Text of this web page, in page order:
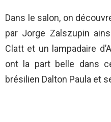
Dans le salon, on
par Jorge Zalszupin
Clatt et un lampadaire
ont la part belle dans
brésilien Dalton Paula et